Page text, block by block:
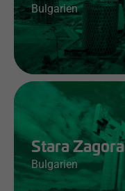
Bulgarien
Jobs & Infos
Stara Zagora
Bulgarien